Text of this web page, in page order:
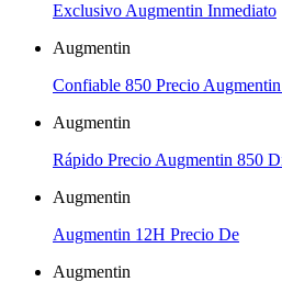
Exclusivo Augmentin Inmediato
Augmentin
Confiable 850 Precio
Augmentin
Rápido Precio Augmentin 850
Augmentin
Augmentin 12H Precio De
Augmentin